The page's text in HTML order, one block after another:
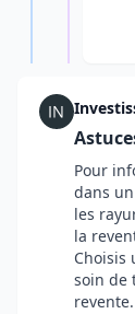
Pour
dans
les
la
Choisis
soin de